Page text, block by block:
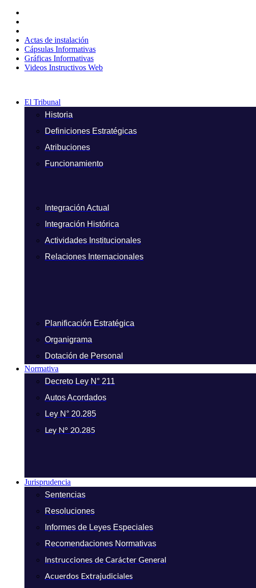
contenido
Actas de instalación
Cápsulas Informativas
Gráficas Informativas
Videos Instructivos Web
El Tribunal
Historia
Definiciones Estratégicas
Atribuciones
Funcionamiento
Integración Actual
Integración Histórica
Actividades Institucionales
Relaciones Internacionales
Planificación Estratégica
Organigrama
Dotación de Personal
Normativa
Decreto Ley N° 211
Autos Acordados
Ley N° 20.285
Ley N° 20.285
Jurisprudencia
Sentencias
Resoluciones
Informes de Leyes Especiales
Recomendaciones Normativas
Instrucciones de Carácter General
Acuerdos Extrajudiciales